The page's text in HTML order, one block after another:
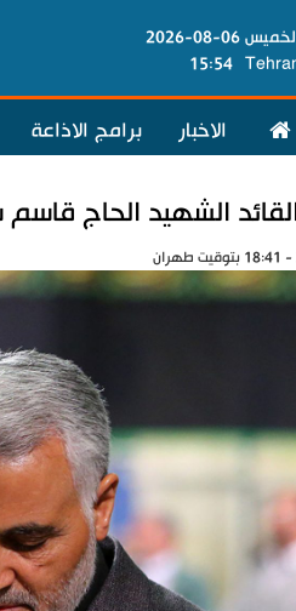
06-08-2026
15:54
الاخبار برامج الاذاعة
الشهيد الحاج